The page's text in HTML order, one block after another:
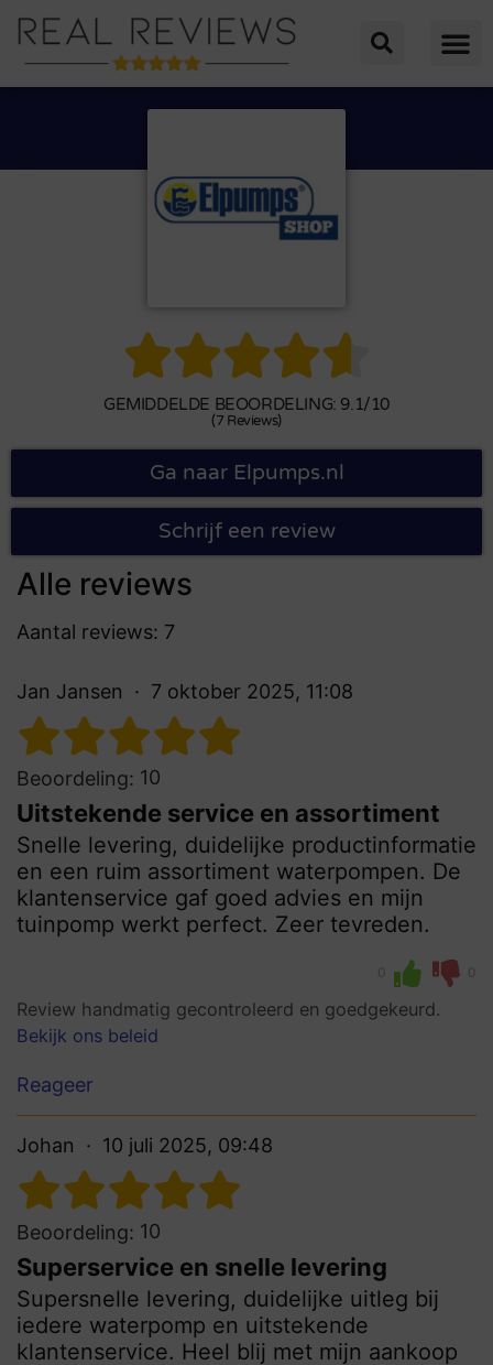

GEMIDDELDE BEOORDELING: 9.1/10
(7 Reviews)
Ga naar Elpumps.nl
Schrijf een review
Alle reviews
Aantal reviews: 7
Jan Jansen 7 oktober 2025, 11:08
Beoordeling: 10
Uitstekende service en assortiment
Snelle levering, duidelijke productinformatie
en een ruim assortiment waterpompen. De
klantenservice gaf goed advies en mijn
tuinpomp werkt perfect. Zeer tevreden.
0 0
Review handmatig gecontroleerd en goedgekeurd.
Bekijk ons beleid
Reageer
Johan 10 juli 2025, 09:48
Beoordeling: 10
Superservice en snelle levering
Supersnelle levering, duidelijke uitleg bij
iedere waterpomp en uitstekende
klantenservice. Heel blij met mijn aankoop